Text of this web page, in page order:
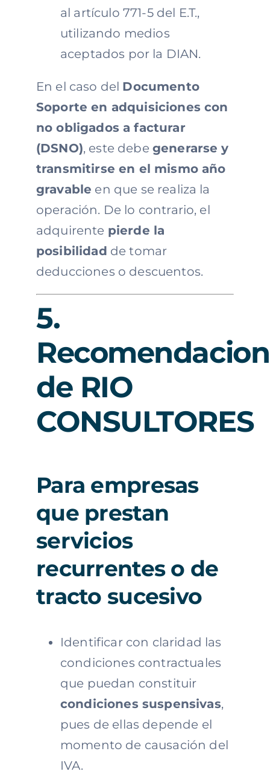
al artículo 771-5 del E.T.,
utilizando medios
aceptados por la DIAN.
En el caso del Documento
Soporte en adquisiciones con
no obligados a facturar
(DSNO), este debe generarse y
transmitirse en el mismo año
gravable en que se realiza la
operación. De lo contrario, el
adquirente pierde la
posibilidad de tomar
deducciones o descuentos.
5.
de RIO
CONSULTORES
Para empresas
que prestan
servicios
recurrentes o de
tracto sucesivo
Identificar con claridad las
condiciones contractuales
que puedan constituir
condiciones suspensivas,
pues de ellas depende el
momento de causación del
IVA.